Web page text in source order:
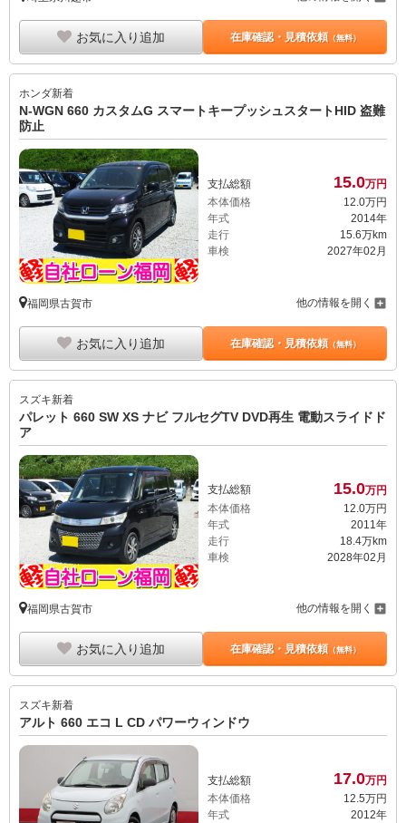
お気に入り追加 在庫確認・見積依頼（無料）
ホンダ新着
N-WGN 660 カスタムG スマートキープッシュスタートHID 盗難
防止
支払総額 15.0万円
本体価格
12.0万円
年式
2014年
走行
15.6万km
車検
2027年02月
福岡県古賀市 他の情報を開く
お気に入り追加 在庫確認・見積依頼（無料）
スズキ新着
パレット 660 SW XS ナビ フルセグTV DVD再生 電動スライドド
ア
支払総額 15.0万円
本体価格
12. 0万円
年式
2011年
走行
18.4万km
車検
2028年02月
福岡県古賀市 他の情報を開く
お気に入り追加 在庫確認・見積依頼（無料）
スズキ新着
アルト 660 エコ L CD パワーウィンドウ
支払総額 17.0万円
本体価格
12.5万円
年式
2012年